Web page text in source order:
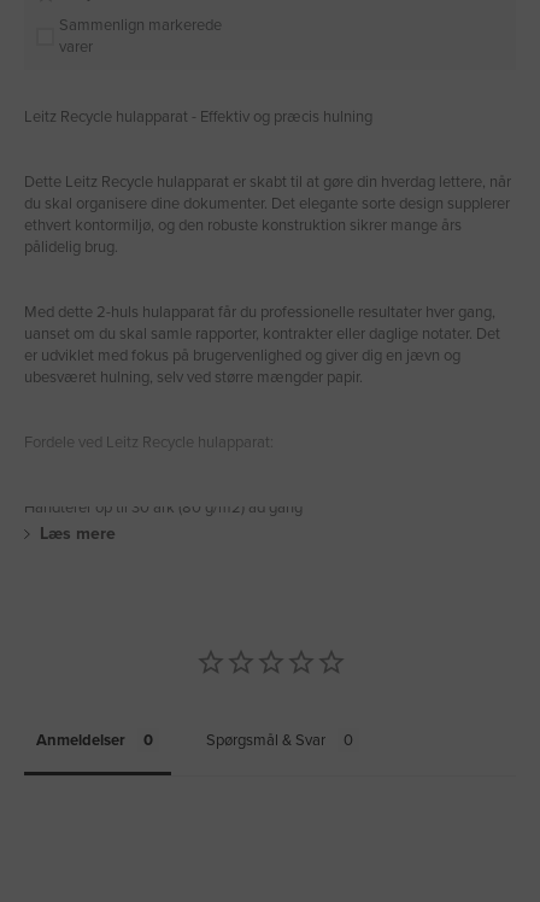
Sammenlign markerede
varer
Leitz Recycle hulapparat - Effektiv og præcis hulning
Dette Leitz Recycle hulapparat er skabt til at gøre din hverdag lettere, når
du skal organisere dine dokumenter. Det elegante sorte design supplerer
ethvert kontormiljø, og den robuste konstruktion sikrer mange års
pålidelig brug.
Med dette 2-huls hulapparat får du professionelle resultater hver gang,
uanset om du skal samle rapporter, kontrakter eller daglige notater. Det
er udviklet med fokus på brugervenlighed og giver dig en jævn og
ubesværet hulning, selv ved større mængder papir.
Fordele ved Leitz Recycle hulapparat:
Håndterer op til 30 ark (80 g/m2) ad gang
Læs mere
Anmeldelser Spørgsmål & Svar